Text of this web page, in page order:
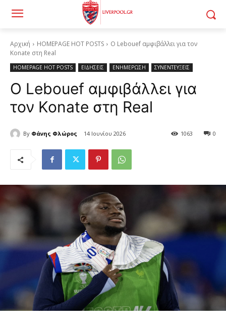
Αρχική HOMEPAGE HOT POSTS
Ο Lebouef αμφιβάλλει για τον
Konate στη Real
HOMEPAGE HOT POSTS ΕΙΔΗΣΕΙΣ ΕΝΗΜΕΡΩΣΗ ΣΥΝΕΝΤΕΥΞΕΙΣ
Ο Lebouef αμφιβάλλει για
τον Konate στη Real
By Φάνης Φλώρος 14 Ιουνίου 2026 0
1063